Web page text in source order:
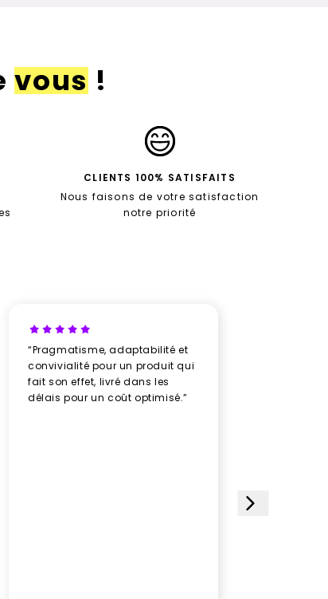
vous !
CLIENTS 100% SATISFAITS
Nous faisons de votre satisfaction
notre priorité
“Pragmatisme, adaptabilité et
convivialité pour un produit qui
fait son effet, livré dans les
délais pour un coût optimisé.”